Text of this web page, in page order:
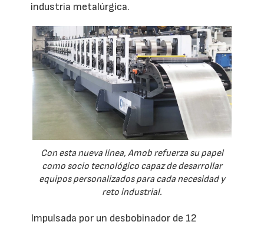
industria metalúrgica.
Con esta nueva línea, Amob refuerza su papel
como socio tecnológico capaz de desarrollar
equipos personalizados para cada necesidad y
reto industrial.
Impulsada por un desbobinador de 12